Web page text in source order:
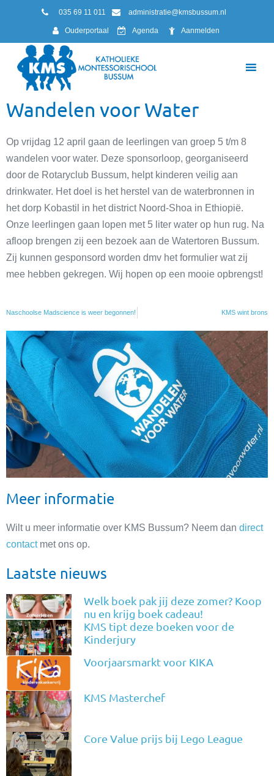
035 69 11 011 administratie@kmsbussum.nl
Ouderportaal Agenda Aanmelden
Wandelen voor Water
Op vrijdag 12 april gaan de leerlingen van groep 5 t/m 8
wandelen voor water. Deze sponsorloop, georganiseerd
door de Rotaryclub Bussum, helpt kinderen veilig aan
drinkwater. Het doel is het herstel van de waterbronnen in
het dorp Kobastil in het district Noord-Shoa in Ethiopië.
Onze leerlingen gaan lopen met 5 liter water op hun rug. Na
afloop brengen zij een bezoek aan de Watertoren Bussum.
Zij kunnen gesponsord worden dmv het formulier wat zij
mee hebben gekregen. Wij hopen op een mooie opbrengst!
Naschoolse Madscience is weer begonnen! KMS wint brons
Meer informatie
Wilt u meer informatie over KMS Bussum? Neem dan direct
contactmet ons op.
Laatste nieuws
Welk boek pak jij deze zomer? Koop
nu en krijg boek cadeau!
KMS tipt deze boeken voor de
Kinderjury
Voorjaarsmarkt voor KIKA
KMS Masterchef
Core Value prijs bij Lego League